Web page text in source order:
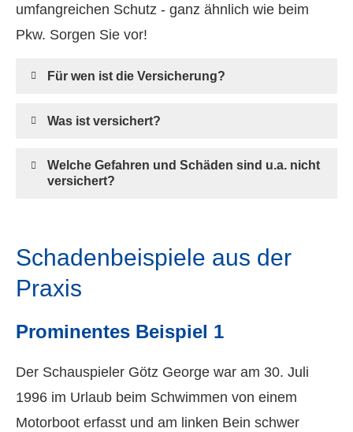
umfangreichen Schutz - ganz ähnlich wie beim
Pkw. Sorgen Sie vor!
Für wen ist die Versicherung?
Was ist versichert?
Welche Gefahren und Schäden sind u.a. nicht
versichert?
Schadenbeispiele aus der
Praxis
Prominentes Beispiel 1
Der Schauspieler Götz George war am 30. Juli
1996 im Urlaub beim Schwimmen von einem
Motorboot erfasst und am linken Bein schwer